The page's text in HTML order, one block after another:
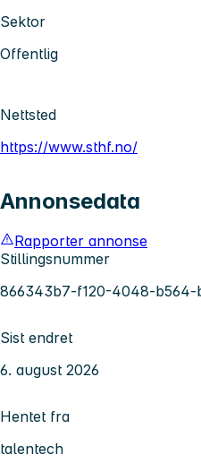
Sektor
Offentlig
Nettsted
https://www.sthf.no/
Annonsedata
Rapporter annonse
Stillingsnummer
866343b7-f120-4048-b564-
Sist endret
6. august 2026
Hentet fra
talentech